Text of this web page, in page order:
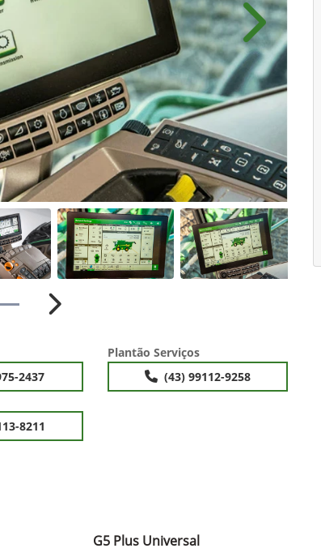
Próximo
Próximo
2437
Plantão Serviços
(43) 99112-9258
8211
G5 Plus Universal